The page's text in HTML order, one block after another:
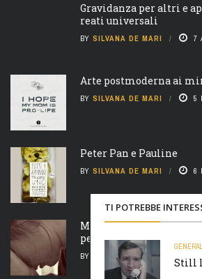
TI POTREBBE
Still
Gravidanza per altri e
reati universali
BY SILVANA DE MARI 7
Arte postmoderna ai
BY SILVANA DE MARI 5
Peter Pan e Pauline
BY SILVANA DE MARI 6
Madre natura è un’
perdona nulla
BY SILVANA DE MARI